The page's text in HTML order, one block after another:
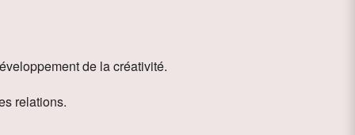
de la créativité.
relations.